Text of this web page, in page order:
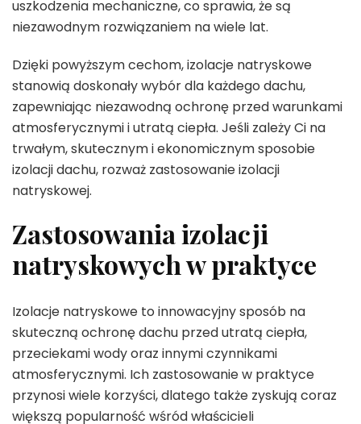
uszkodzenia mechaniczne, co sprawia, że są
niezawodnym rozwiązaniem na wiele lat.
Dzięki powyższym cechom, izolacje natryskowe
stanowią doskonały wybór dla każdego dachu,
zapewniając niezawodną ochronę przed warunkami
atmosferycznymi i utratą ciepła. Jeśli zależy Ci na
trwałym, skutecznym i ekonomicznym sposobie
izolacji dachu, rozważ zastosowanie izolacji
natryskowej.
Zastosowania izolacji
natryskowych w praktyce
Izolacje natryskowe to innowacyjny sposób na
skuteczną ochronę dachu przed utratą ciepła,
przeciekami wody oraz innymi czynnikami
atmosferycznymi. Ich zastosowanie w praktyce
przynosi wiele korzyści, dlatego także zyskują coraz
większą popularność wśród właścicieli